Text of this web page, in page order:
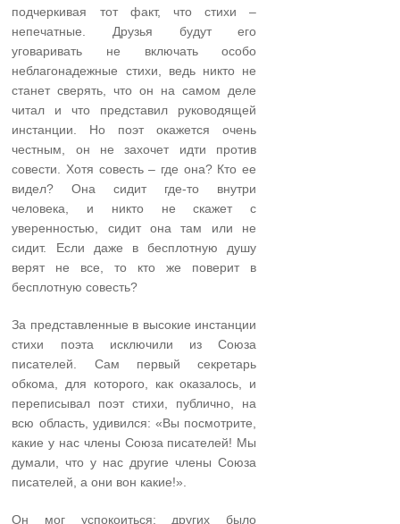
подчеркивая тот факт, что стихи –
непечатные. Друзья будут его
уговаривать не включать особо
неблагонадежные стихи, ведь никто не
станет сверять, что он на самом деле
читал и что представил руководящей
инстанции. Но поэт окажется очень
честным, он не захочет идти против
совести. Хотя совесть – где она? Кто ее
видел? Она сидит где-то внутри
человека, и никто не скажет с
уверенностью, сидит она там или не
сидит. Если даже в бесплотную душу
верят не все, то кто же поверит в
бесплотную совесть?
За представленные в высокие инстанции
стихи поэта исключили из Союза
писателей. Сам первый секретарь
обкома, для которого, как оказалось, и
переписывал поэт стихи, публично, на
всю область, удивился: «Вы посмотрите,
какие у нас члены Союза писателей! Мы
думали, что у нас другие члены Союза
писателей, а они вон какие!».
Он мог успокоиться: других было